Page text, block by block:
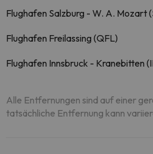
Flughafen Salzburg - W. A. Mozart
Flughafen Freilassing (QFL)
Flughafen Innsbruck - Kranebitten
Alle Entfernungen sind auf einer
tatsächliche Entfernung kann